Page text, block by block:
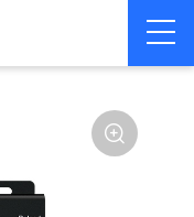
datos inalámbricos
